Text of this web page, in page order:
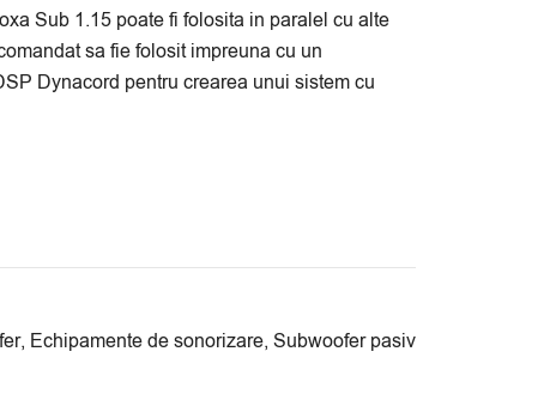
Sub 1.15 poate fi folosita in paralel cu alte
sa fie folosit impreuna cu un
Dynacord pentru crearea unui sistem cu
, Echipamente de sonorizare, Subwoofer pasiv